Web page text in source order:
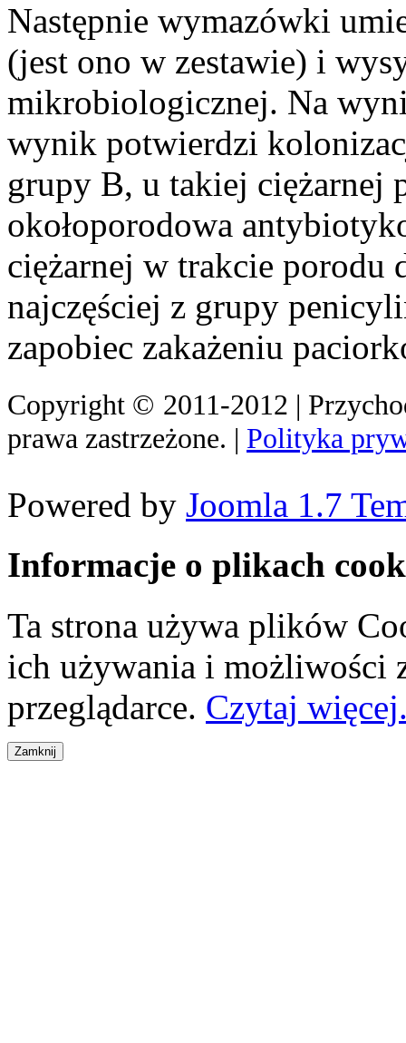
Następnie wymazówki
(jest ono w zestawie) i
mikrobiologicznej. Na
wynik potwierdzi
grupy B, u takiej ciężarnej
okołoporodowa
ciężarnej w trakcie porodu
najczęściej z grupy
zapobiec zakażeniu
Copyright © 2011-2012 |
prawa zastrzeżone. | Polityka
Powered by Joomla 1.7
Informacje o plikach
Ta strona używa plików
ich używania i możliwości
przeglądarce. Czytaj